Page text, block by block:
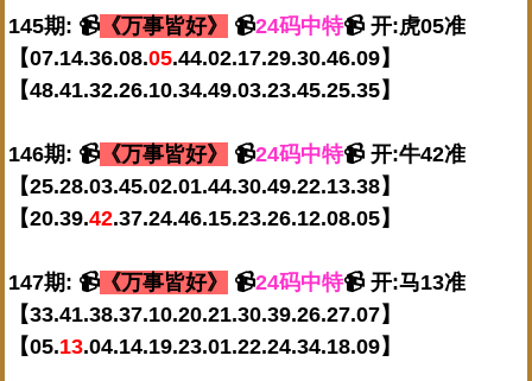
145期: 📹 《万事皆好》 📹24码中特📹 开:虎05准
【07.14.36.08.05.44.02.17.29.30.46.09】
【48.41.32.26.10.34.49.03.23.45.25.35】
146期: 📹 《万事皆好》 📹24码中特📹 开:牛42准
【25.28.03.45.02.01.44.30.49.22.13.38】
【20.39.42.37.24.46.15.23.26.12.08.05】
147期: 📹 《万事皆好》 📹24码中特📹 开:马13准
【33.41.38.37.10.20.21.30.39.26.27.07】
【05.13.04.14.19.23.01.22.24.34.18.09】